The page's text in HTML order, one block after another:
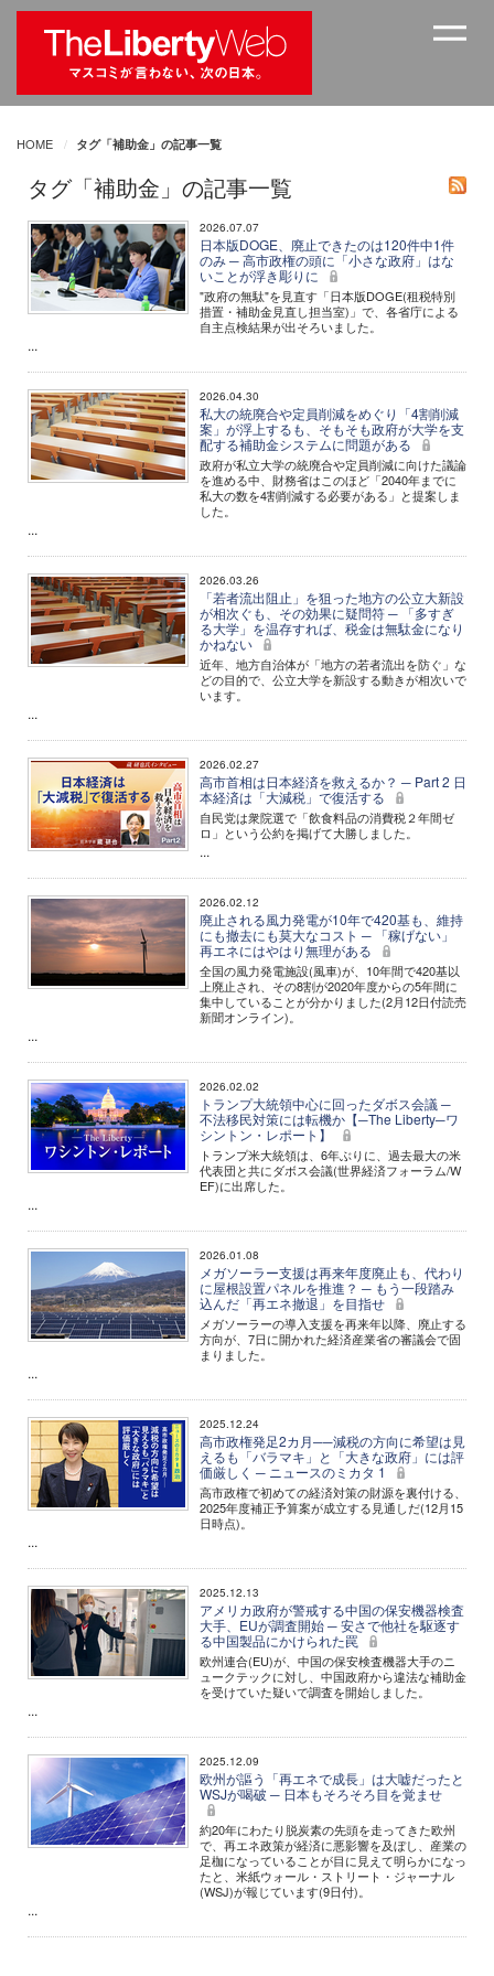
HOME タグ「補助金」の記事一覧
タグ「補助金」の記事一覧
2026.07.07
日本版DOGE、廃止できたのは120件中1件
のみ ─ 高市政権の頭に「小さな政府」はな
いことが浮き彫りに
"政府の無駄"を見直す「日本版DOGE(租税特別
措置・補助金見直し担当室)」で、各省庁による
自主点検結果が出そろいました。
...
2026.04.30
私大の統廃合や定員削減をめぐり「4割削減
案」が浮上するも、そもそも政府が大学を支
配する補助金システムに問題がある
政府が私立大学の統廃合や定員削減に向けた議論
を進める中、財務省はこのほど「2040年までに
私大の数を4割削減する必要がある」と提案しま
した。
...
2026.03.26
「若者流出阻止」を狙った地方の公立大新設
が相次ぐも、その効果に疑問符 ─ 「多すぎ
る大学」を温存すれば、税金は無駄金になり
かねない
近年、地方自治体が「地方の若者流出を防ぐ」な
どの目的で、公立大学を新設する動きが相次いで
います。
...
2026.02.27
高市首相は日本経済を救えるか？ ─ Part 2 日
本経済は「大減税」で復活する
自民党は衆院選で「飲食料品の消費税２年間ゼ
ロ」という公約を掲げて大勝しました。
...
2026.02.12
廃止される風力発電が10年で420基も、維持
にも撤去にも莫大なコスト ─ 「稼げない」
再エネにはやはり無理がある
全国の風力発電施設(風車)が、10年間で420基以
上廃止され、その8割が2020年度からの5年間に
集中していることが分かりました(2月12日付読売
新聞オンライン)。
...
2026.02.02
トランプ大統領中心に回ったダボス会議 ─
不法移民対策には転機か【─The Liberty─ワ
シントン・レポート】
トランプ米大統領は、6年ぶりに、過去最大の米
代表団と共にダボス会議(世界経済フォーラム/W
EF)に出席した。
...
2026.01.08
メガソーラー支援は再来年度廃止も、代わり
に屋根設置パネルを推進？ ─ もう一段踏み
込んだ「再エネ撤退」を目指せ
メガソーラーの導入支援を再来年以降、廃止する
方向が、7日に開かれた経済産業省の審議会で固
まりました。
...
2025.12.24
高市政権発足2カ月──減税の方向に希望は見
えるも「バラマキ」と「大きな政府」には評
価厳しく ─ ニュースのミカタ 1
高市政権で初めての経済対策の財源を裏付ける、
2025年度補正予算案が成立する見通しだ(12月15
日時点)。
...
2025.12.13
アメリカ政府が警戒する中国の保安機器検査
大手、EUが調査開始 ─ 安さで他社を駆逐す
る中国製品にかけられた罠
欧州連合(EU)が、中国の保安検査機器大手のニ
ュークテックに対し、中国政府から違法な補助金
を受けていた疑いで調査を開始しました。
...
2025.12.09
欧州が謳う「再エネで成長」は大嘘だったと
WSJが喝破 ─ 日本もそろそろ目を覚ませ
約20年にわたり脱炭素の先頭を走ってきた欧州
で、再エネ政策が経済に悪影響を及ぼし、産業の
足枷になっていることが目に見えて明らかになっ
たと、米紙ウォール・ストリート・ジャーナル
(WSJ)が報じています(9日付)。
...